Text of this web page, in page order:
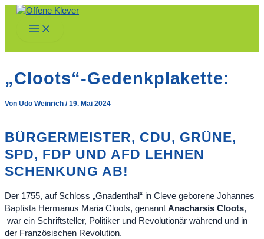
Zum
springen
Main
Menu
„Cloots“-Gedenkplakette:
Von Udo Weinrich /19. Mai 2024
BÜRGERMEISTER, CDU, GRÜNE,
SPD, FDP UND AFD LEHNEN
SCHENKUNG AB!
Der 1755, auf Schloss „Gnadenthal“ in Cleve geborene Johannes
Baptista Hermanus Maria Cloots, genannt Anacharsis Cloots,
war ein Schriftsteller, Politiker und Revolutionär während und in
der Französischen Revolution.